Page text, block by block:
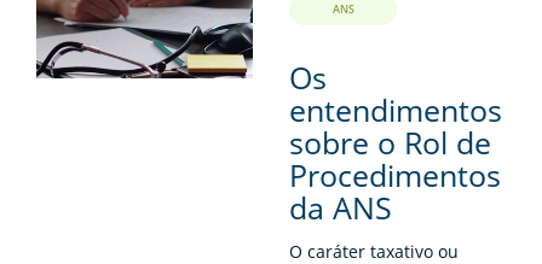
ANS
Os
entendimentos
sobre o Rol de
Procedimentos
da ANS
O caráter taxativo ou